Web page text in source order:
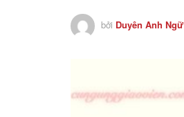
bởi Duyên Anh Ngữ